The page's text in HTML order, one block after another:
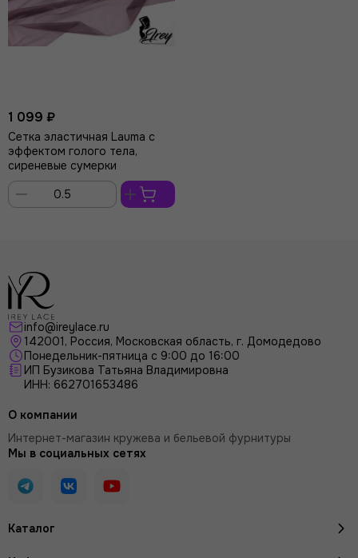
1 099 ₽
Сетка эластичная Lauma с
эффектом голого тела,
сиреневые сумерки
info@ireylace.ru
142001, Россия, Московская область, г. Домодедово
Понедельник-пятница с 9:00 до 16:00
ИП Бузикова Татьяна Владимировна
ИНН: 662701653486
Каталог
О компании
Интернет-магазин кружева и бельевой фурнитуры
Мы в социальных сетях